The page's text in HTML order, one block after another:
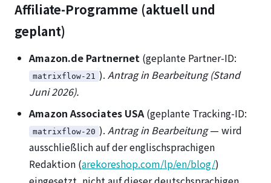
Affiliate-Programme (aktuell und
geplant)
Amazon.de Partnernet (geplante Partner-ID:
matrixflow-21 ). Antrag in Bearbeitung (Stand
Juni 2026).
Amazon Associates USA(geplante Tracking-ID:
matrixflow-20 ). Antrag in Bearbeitung— wird
ausschließlich auf der englischsprachigen
Redaktion (arekoreshop.com/lp/en/blog/)